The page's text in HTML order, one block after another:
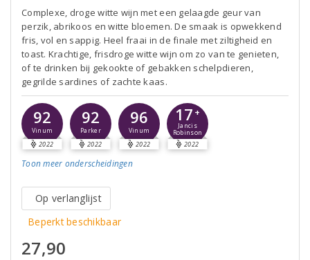
Complexe, droge witte wijn met een gelaagde geur van
perzik, abrikoos en witte bloemen. De smaak is opwekkend
fris, vol en sappig. Heel fraai in de finale met ziltigheid en
toast. Krachtige, frisdroge witte wijn om zo van te genieten,
of te drinken bij gekookte of gebakken schelpdieren,
gegrilde sardines of zachte kaas.
92
Vinum
2022
92
Parker
2022
96
Vinum
2022
17 +
Jancis
Robinson
2022
Toon meer onderscheidingen
Op verlanglijst
Beperkt beschikbaar
27,90